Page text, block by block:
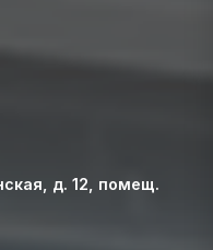
д. 12, помещ.